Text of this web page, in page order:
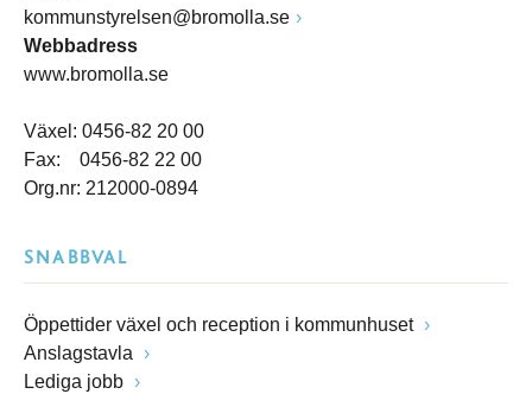
kommunstyrelsen@bromolla.se
Webbadress
www.bromolla.se
Växel: 0456-82 20 00
Fax: 0456-82 22 00
Org.nr: 212000-0894
SNABBVAL
Öppettider växel och reception i kommunhuset
Anslagstavla
Lediga jobb